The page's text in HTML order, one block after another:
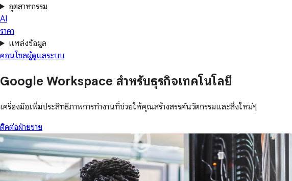
อุตสาหกรรม
AI
ราคา
แหล่งข้อมูล
คอนโซลผู้ดูแลระบบ
Google Workspace สำหรับธุรกิจเทคโนโลยี
เครื่องมือเพิ่มประสิทธิภาพการทำงานที่ช่วยให้คุณสร้างสรรค์นวัตกรรมและสิ่งใหม่ๆ
ติดต่อฝ่ายขาย